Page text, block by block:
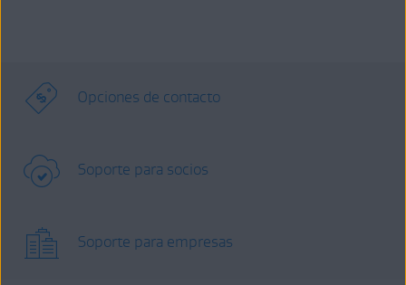
Opciones de contacto
Soporte para socios
Soporte para empresas